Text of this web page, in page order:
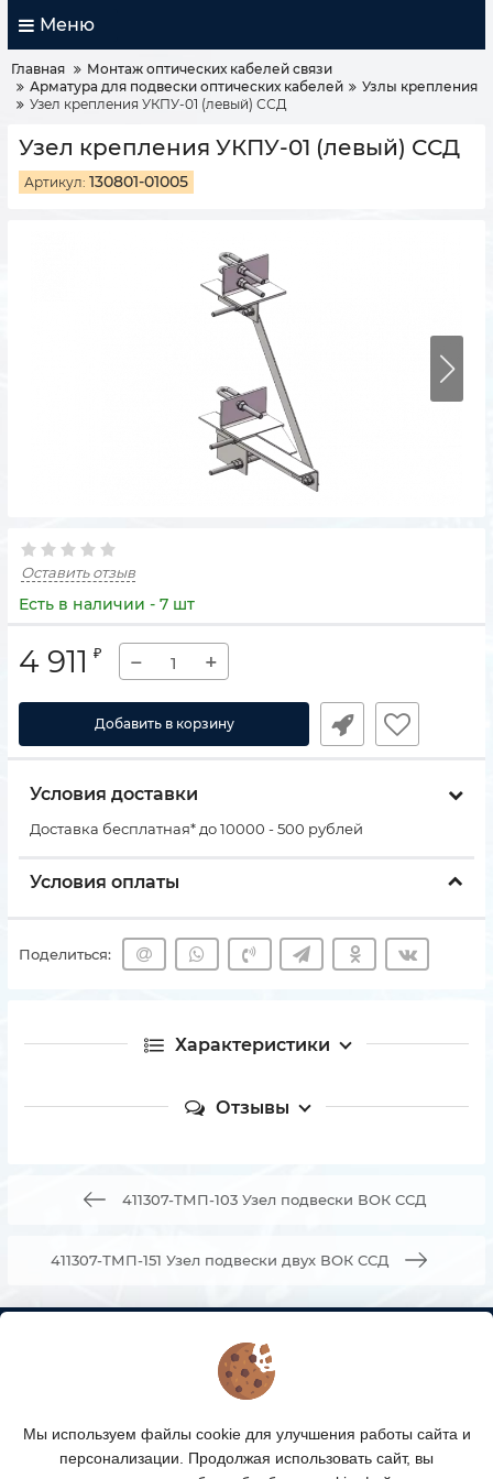
Меню
Главная
Монтаж оптических кабелей связи
Арматура для подвески оптических кабелей
Узлы крепления
Узел крепления УКПУ-01 (левый) ССД
Узел крепления УКПУ-01 (левый) ССД
Артикул: 130801-01005
Оставить отзыв
Есть в наличии - 7 шт
4 911 ₽ − +
Добавить в корзину
Условия доставки
Доставка бесплатная* до 10000 - 500 рублей
Условия оплаты
Поделиться:
Характеристики
Отзывы
411307-ТМП-103 Узел подвески ВОК ССД
411307-ТМП-151 Узел подвески двух ВОК ССД
КАТАЛОГ ТОВАРОВ
Мы используем файлы cookie для улучшения работы сайта и
персонализации. Продолжая использовать сайт, вы